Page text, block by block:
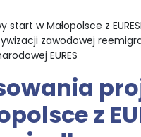
w Małopolsce z
zawodowej
EURES
z